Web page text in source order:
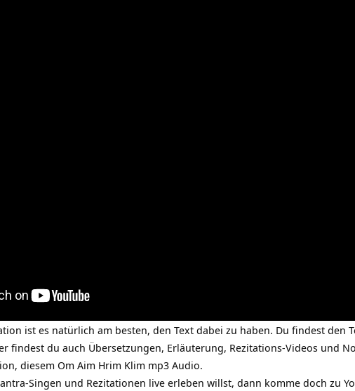
ist es natürlich am besten, den Text dabei zu haben. Du findest den
findest du auch Übersetzungen, Erläuterung, Rezitations-Videos und
diesem Om Aim Hrim Klim mp3 Audio.
Singen und Rezitationen live erleben willst, dann komme doch zu